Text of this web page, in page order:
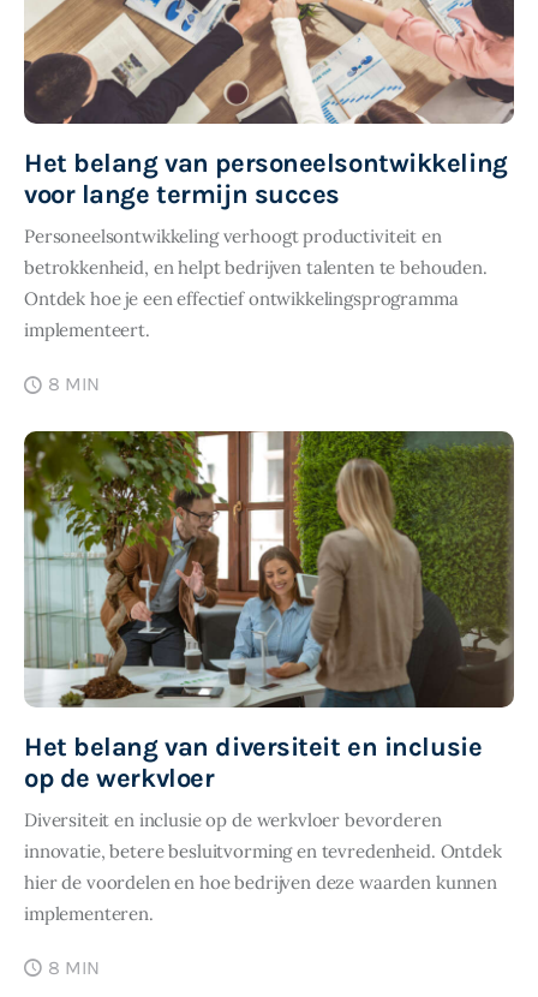
Het belang van personeelsontwikkeling
voor lange termijn succes
Personeelsontwikkeling verhoogt productiviteit en
betrokkenheid, en helpt bedrijven talenten te behouden.
Ontdek hoe je een effectief ontwikkelingsprogramma
implementeert.
8 MIN
Het belang van diversiteit en inclusie
op de werkvloer
Diversiteit en inclusie op de werkvloer bevorderen
innovatie, betere besluitvorming en tevredenheid. Ontdek
hier de voordelen en hoe bedrijven deze waarden kunnen
implementeren.
SHARE POST
8 MIN